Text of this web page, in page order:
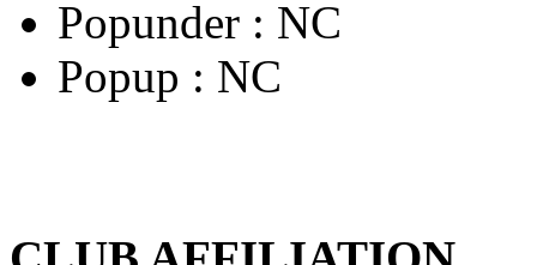
Popunder : NC
Popup : NC